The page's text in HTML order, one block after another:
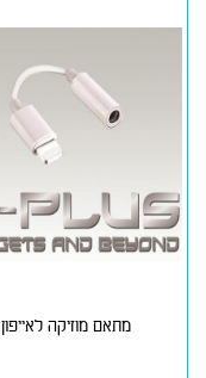
מתאם מוזיקה לאייפון